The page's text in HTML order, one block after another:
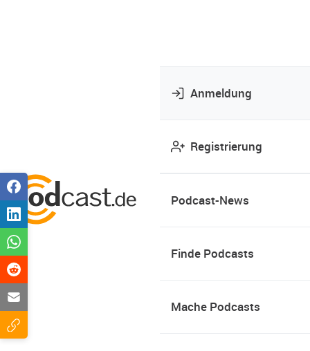
Anmeldung
Registrierung
Podcast-News
Finde Podcasts
Mache Podcasts